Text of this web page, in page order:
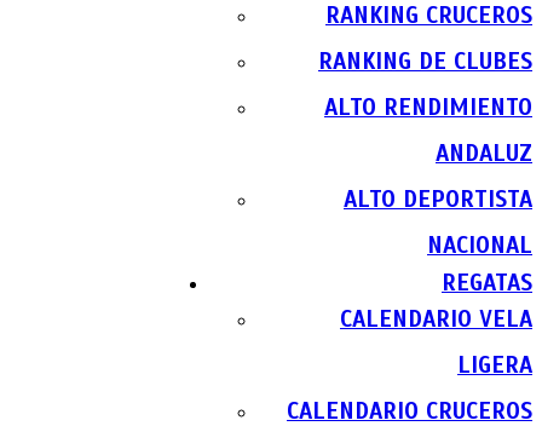
RANKING CRUCEROS
RANKING DE CLUBES
ALTO RENDIMIENTO
ANDALUZ
ALTO DEPORTISTA
NACIONAL
REGATAS
CALENDARIO VELA
LIGERA
CALENDARIO CRUCEROS